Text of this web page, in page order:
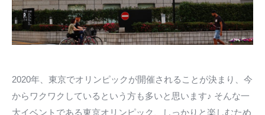
2020年、東京でオリンピックが開催されることが決まり、今
からワクワクしているという方も多いと思います♪ そんな一
大イベントである東京オリンピック、しっかりと楽しむため